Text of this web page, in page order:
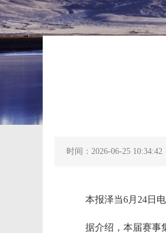
时间：2026-06-25 10:34:42
本报泽当6月24日
据介绍，本届赛事